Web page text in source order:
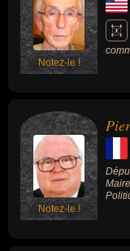
Notez-le !
ce
de
Notez-le !